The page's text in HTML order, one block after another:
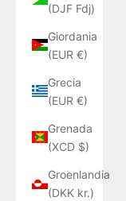
(DJF Fdj)
Giordania
(EUR €)
Grecia
(EUR €)
Grenada
(XCD $)
Groenlandia
(DKK kr.)